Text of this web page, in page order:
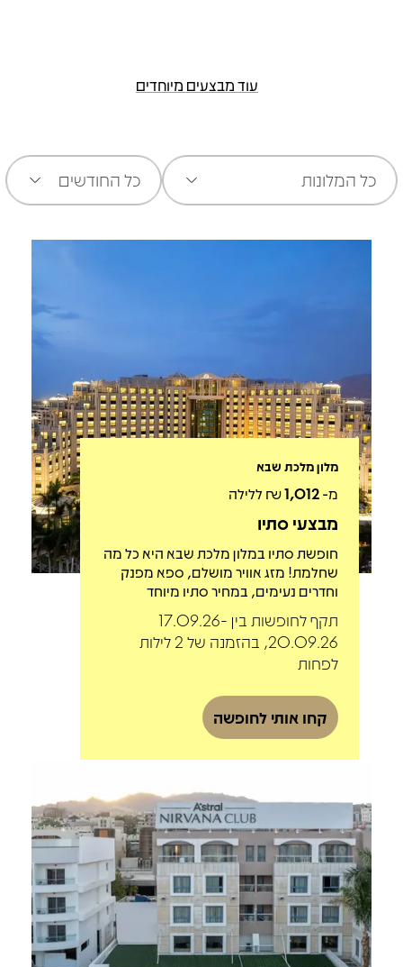
עוד מבצעים מיוחדים
כל המלונות כל החודשים
מלון מלכת שבא
מ-1,012₪ ללילה
מבצעי סתיו
חופשת סתיו במלון מלכת שבא היא כל מה
שחלמת! מזג אוויר מושלם, ספא מפנק
וחדרים נעימים, במחיר סתיו מיוחד
תקף לחופשות בין 17.09.26-
20.09.26, בהזמנה של 2 לילות
לפחות
קחו אותי לחופשה